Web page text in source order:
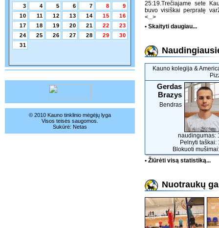
3
4 5 6 7 8
9
10
11 12 13 14 15
16
17
18 19 20 21 22
23
24
25 26 27 28 29
30
31
© 2010 Kauno tinklinio mėgėjų lyga
Visos teisės saugomos.
Sukūrė: Netas
25:19.Trečiajame sete
buvo visiškai perpratę
<...>
• Skaityti daugiau...
Kauno kolegija &
Gerdas
Brazys
Bendras
naudingumas:
Pelnyti taškai:
Blokuoti
• Žiūrėti visą statistiką...
Nuotraukų